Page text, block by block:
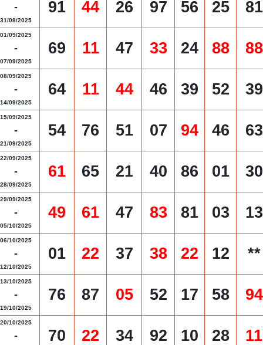
-
31/08/2025
91 44 26 97 56 25 81
01/09/2025
-
07/09/2025
69 11 47 33 24 88 88
08/09/2025
-
14/09/2025
64 11 44 46 39 52 39
15/09/2025
-
21/09/2025
54 76 51 07 94 46 63
22/09/2025
-
28/09/2025
61 65 21 40 86 01 30
29/09/2025
-
05/10/2025
49 61 47 83 81 03 13
06/10/2025
-
12/10/2025
01 22 37 38 22 12 **
13/10/2025
-
19/10/2025
76 87 05 52 17 58 94
20/10/2025
- 70 22 34 92 10 28 11